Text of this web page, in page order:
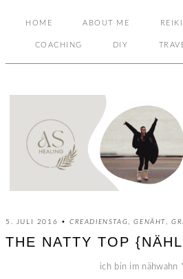
HOME ABOUT ME REIKI
COACHING DIY
5. JULI 2016 • CREADIENSTAG ,GENÄHT ,
THE NATTY TOP
ich bin im nähwahn